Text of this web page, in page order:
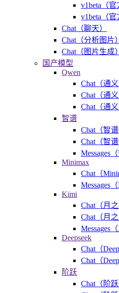
v1beta（官
v1beta（官
Chat（聊天）
Chat（分析图片）
Chat（图片生成）
国产模型
Qwen
Chat（通义
Chat（通
Chat（通
智谱
Chat（智谱
Chat（智
Messages
Minimax
Chat（
Messages
Kimi
Chat（月
Chat（月
Messages
Deepseek
Chat（
Chat（
阶跃
Chat（阶跃